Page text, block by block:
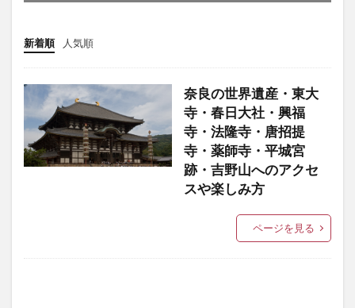
新着順 人気順
奈良の世界遺産・東大
寺・春日大社・興福
寺・法隆寺・唐招提
寺・薬師寺・平城宮
跡・吉野山へのアクセ
スや楽しみ方
ページを見る